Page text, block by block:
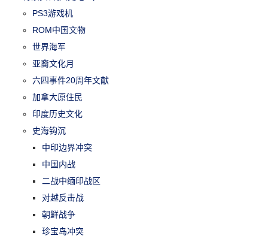
PS3游戏机
ROM中国文物
世界海军
亚裔文化月
六四事件20周年文献
加拿大原住民
印度历史文化
史海钩沉
中印边界冲突
中国内战
二战中缅印战区
对越反击战
朝鲜战争
珍宝岛冲突